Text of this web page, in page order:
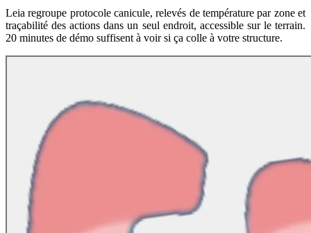
Leia regroupe protocole canicule, relevés de température par zone et
traçabilité des actions dans un seul endroit, accessible sur le terrain.
20 minutes de démo suffisent à voir si ça colle à votre structure.